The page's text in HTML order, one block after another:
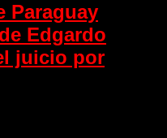
Paraguay
Edgardo
juicio por